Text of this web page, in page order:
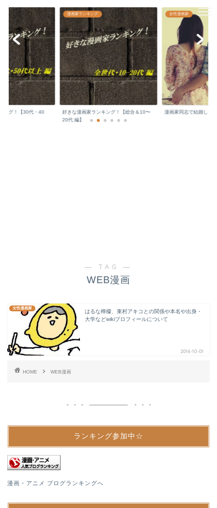
日本の文化を支える敬愛すべき漫画家先生の
顔や年収などをチェックしちゃいます♪
ング！【30代・40
漫画家ランキング
好きな漫画家ランキング！【総合＆10〜
20代 編】
女性漫画家
漫画家同志で結婚した
― TAG ―
WEB漫画
女性漫画家
はるな檸檬、東村アキコとの関係や本名や出身・
大学などwikiプロフィールについて
2016-10-01
HOME WEB漫画
ランキング参加中☆
漫画・アニメ ブログランキングへ